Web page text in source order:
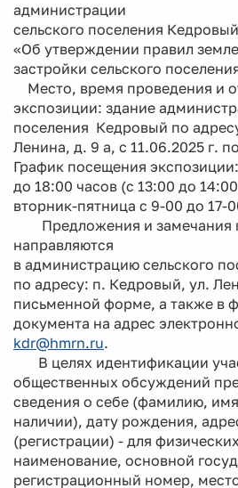
администрации
сельского поселения
«Об утверждении правил
застройки сельского
Место, время проведения и
экспозиции: здание
поселения Кедровый по
Ленина, д. 9 а, с 11.06.2025 г.
График посещения
до 18:00 часов (с 13:00 до
вторник-пятница с 9-00 до 17-
Предложения и замечания
направляются
в администрацию сельского
по адресу: п. Кедровый, ул.
письменной форме, а также в
документа на адрес
kdr@hmrn.ru.
В целях идентификации
общественных обсуждений
сведения о себе (фамилию,
наличии), дату рождения,
(регистрации) - для
наименование, основной
регистрационный номер,